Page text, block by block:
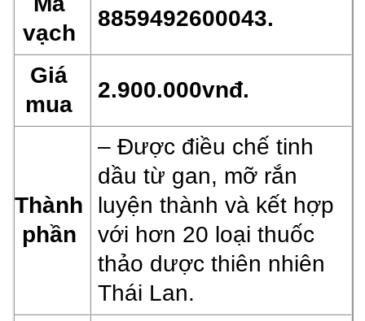
vạch
8859492600043.
Giá
mua
2.900.000vnđ.
Thành
phần
– Được điều chế tinh
dầu từ gan, mỡ rắn
luyện thành và kết hợp
với hơn 20 loại thuốc
thảo dược thiên nhiên
Thái Lan.